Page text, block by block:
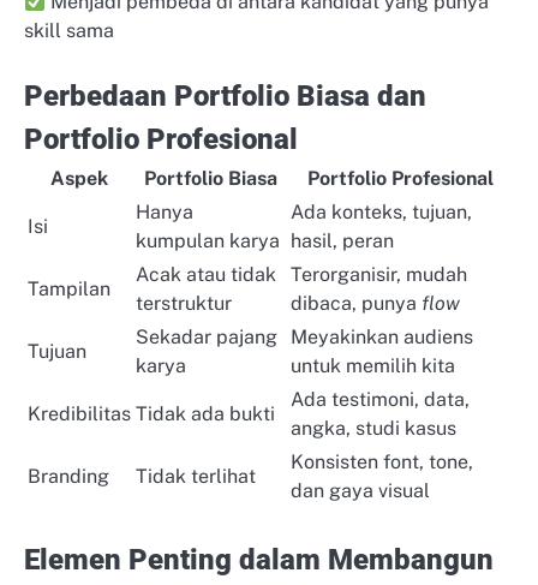
skill sama
Perbedaan Portfolio Biasa dan
Portfolio Profesional
Aspek Portfolio Biasa Portfolio Profesional
Isi
Hanya
kumpulan karya
Ada konteks, tujuan,
hasil, peran
Tampilan
Acak atau tidak
terstruktur
Terorganisir, mudah
dibaca, punya flow
Tujuan
Sekadar pajang
karya
Meyakinkan audiens
untuk memilih kita
Kredibilitas Tidak ada bukti
Ada testimoni, data,
angka, studi kasus
Branding Tidak terlihat
Konsisten font, tone,
dan gaya visual
Elemen Penting dalam Membangun